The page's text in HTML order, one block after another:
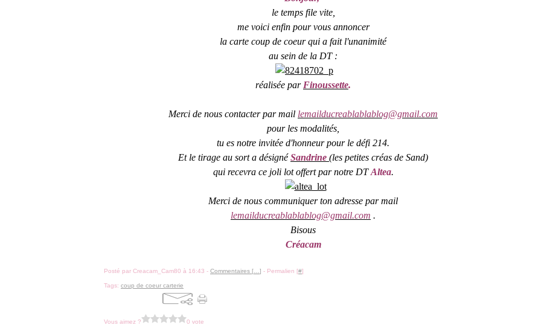
le temps file vite,
me voici enfin pour vous annoncer
la carte coup de coeur qui a fait l'unanimité
au sein de la DT :
réalisée par Finoussette.
Merci de nous contacter par mail lemailducreablablablog@gmail.com
pour les modalités,
tu es notre invitée d'honneur pour le défi 214.
Et le tirage au sort a désignéSandrine (les petites créas de Sand)
qui recevra ce joli lot offert par notre DTAltea.
Merci de nous communiquer ton adresse par mail
lemailducreablablablog@gmail.com .
Bisous
Créacam
Posté par Creacam_Cam80 à 16:43 - Commentaires [ ] - Permalien [#]
Tags: coup de coeur carterie
Vous aimez ? 0 vote